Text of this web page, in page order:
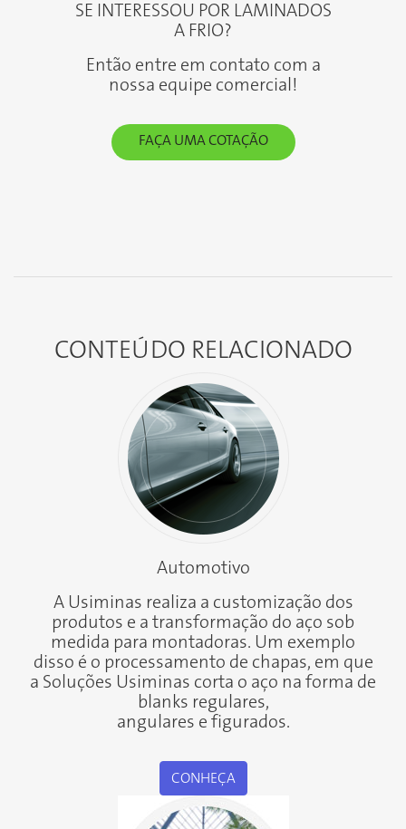
SE INTERESSOU POR LAMINADOS
A FRIO?
Então entre em contato com a
nossa equipe comercial!
FAÇA UMA COTAÇÃO
CONTEÚDO RELACIONADO
Automotivo
A Usiminas realiza a customização dos
produtos e a transformação do aço sob
medida para montadoras. Um exemplo
disso é o processamento de chapas, em que
a Soluções Usiminas corta o aço na forma de
blanks regulares,
angulares e figurados.
CONHEÇA